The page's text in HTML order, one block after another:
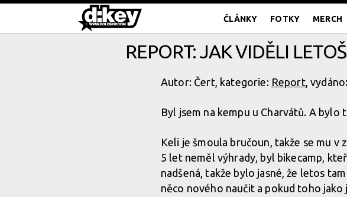
ČLÁNKY FOTKY MERCH
REPORT: JAK VIDĚLI
Autor: Čert, kategorie: Report,
Byl jsem na kempu u Charvátů. A
Keli je šmoula bručoun, takže se mu v
5 let neměl výhrady, byl bikecamp,
nadšená, takže bylo jasné, že letos
něco nového naučit a pokud toho